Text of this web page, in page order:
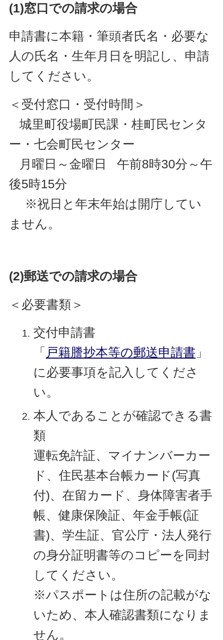
(1)窓口での請求の場合
申請書に本籍・筆頭者氏名・必要な
人の氏名・生年月日を明記し、申請
してください。
＜受付窓口・受付時間＞
城里町役場町民課・桂町民センタ
ー・七会町民センター
月曜日～金曜日 午前8時30分～午
後5時15分
※祝日と年末年始は開庁してい
ません。
(2)郵送での請求の場合
＜必要書類＞
交付申請書
「 戸籍謄抄本等の郵送申請書 」
に必要事項を記入してくださ
い。
本人であることが確認できる書
類
運転免許証、マイナンバーカー
ド、住民基本台帳カード(写真
付)、在留カード、身体障害者手
帳、健康保険証、年金手帳(証
書)、学生証、官公庁・法人発行
の身分証明書等のコピーを同封
してください。
※パスポートは住所の記載がな
いため、本人確認書類になりま
せん。